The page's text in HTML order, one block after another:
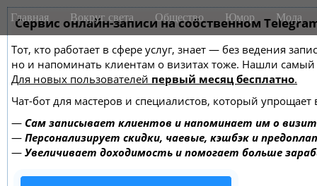
Сервис онлайн-записи на собственном
Тот, кто работает в сфере услуг, знает — без ведения
но и напоминать клиентам о визитах тоже. Нашли
Для новых пользователей первый месяц бесплатно.
Чат-бот для мастеров и специалистов, который упрощает
— Сам записывает клиентов и напоминает им о
— Персонализирует скидки, чаевые, кэшбэк и
— Увеличивает доходимость и помогает больше
M
a
n
m
e
n
u
i
Главная Вокруг света Общество Юмор Мода